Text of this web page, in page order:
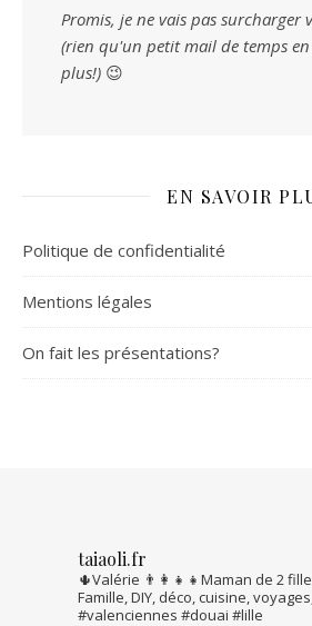
Promis, je ne vais pas surcharger
(rien qu'un petit mail de temps
plus!) 😉
EN SAVOIR
Politique de confidentialité
Mentions légales
On fait les présentations?
taiaoli.fr
🌵Valérie 👨‍👩‍👧‍👧Maman de 2
Famille, DIY, déco, cuisine,
#valenciennes #douai #lille